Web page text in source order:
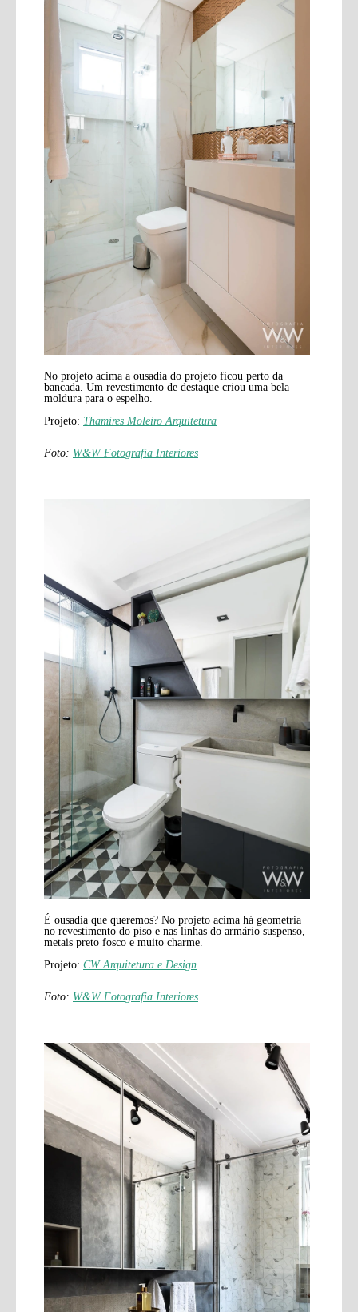
No projeto acima a ousadia do projeto ficou perto da
bancada. Um revestimento de destaque criou uma bela
moldura para o espelho.
Projeto: Thamires Moleiro Arquitetura
Foto: W&W Fotografia Interiores
É ousadia que queremos? No projeto acima há geometria
no revestimento do piso e nas linhas do armário suspenso,
metais preto fosco e muito charme.
Projeto: CW Arquitetura e Design
Foto: W&W Fotografia Interiores